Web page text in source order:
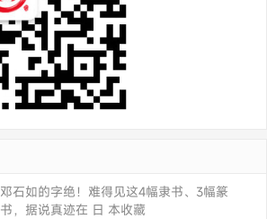
邓石如的字绝！难得见这4幅隶书、3幅篆
书，据说真迹在 日 本收藏